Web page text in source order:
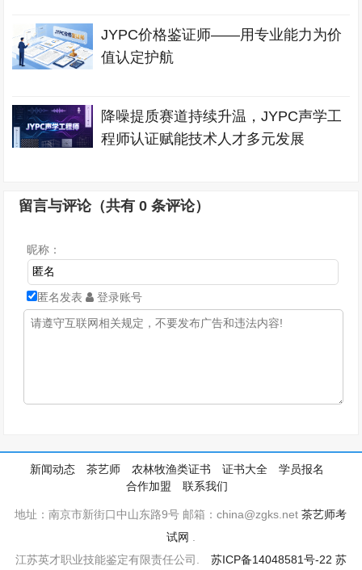
JYPC价格鉴证师——用专业能力为价
值认定护航
降噪提质赛道持续升温，JYPC声学工
程师认证赋能技术人才多元发展
留言与评论（共有0 条评论）
昵称：
匿名发表 登录账号
新闻动态 茶艺师 农林牧渔类证书 证书大全
学员报名
合作加盟
联系我们
地址：南京市新街口中山东路9号 邮箱：china@zgks.net茶艺师考
试网 .
江苏英才职业技能鉴定有限责任公司. 苏ICP备14048581号-22 苏